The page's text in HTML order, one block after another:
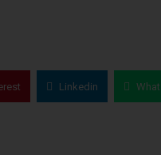
Linkedin